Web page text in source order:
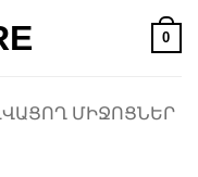
0
ՄԻՋՈՑՆԵՐ